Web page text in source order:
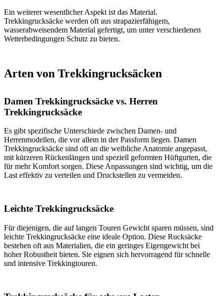
Ein weiterer wesentlicher Aspekt ist das Material.
Trekkingrucksäcke werden oft aus strapazierfähigem,
wasserabweisendem Material gefertigt, um unter verschiedenen
Wetterbedingungen Schutz zu bieten.
Arten von Trekkingrucksäcken
Damen Trekkingrucksäcke vs. Herren
Trekkingrucksäcke
Es gibt spezifische Unterschiede zwischen Damen- und
Herrenmodellen, die vor allem in der Passform liegen. Damen
Trekkingrucksäcke sind oft an die weibliche Anatomie angepasst,
mit kürzeren Rückenlängen und speziell geformten Hüftgurten, die
für mehr Komfort sorgen. Diese Anpassungen sind wichtig, um die
Last effektiv zu verteilen und Druckstellen zu vermeiden.
Leichte Trekkingrucksäcke
Für diejenigen, die auf langen Touren Gewicht sparen müssen, sind
leichte Trekkingrucksäcke eine ideale Option. Diese Rucksäcke
bestehen oft aus Materialien, die ein geringes Eigengewicht bei
hoher Robustheit bieten. Sie eignen sich hervorragend für schnelle
und intensive Trekkingtouren.